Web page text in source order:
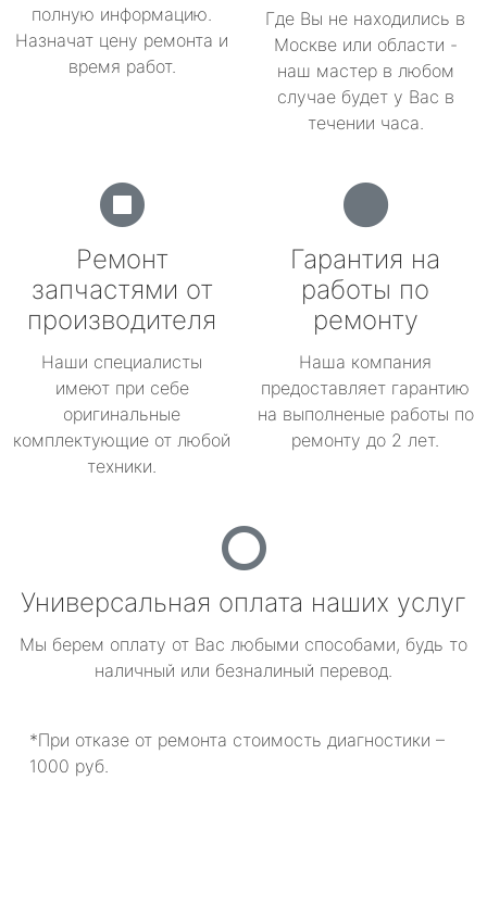
полную информацию.
Назначат цену ремонта и
время работ.
Где Вы не находились в
Москве или области -
наш мастер в любом
случае будет у Вас в
течении часа.
Ремонт
запчастями от
производителя
Наши специалисты
имеют при себе
оригинальные
комплектующие от любой
техники.
Гарантия на
работы по
ремонту
Наша компания
предоставляет гарантию
на выполненые работы по
ремонту до 2 лет.
Универсальная оплата наших услуг
Мы берем оплату от Вас любыми способами, будь то
наличный или безналиный перевод.
*При отказе от ремонта стоимость диагностики –
1000 руб.